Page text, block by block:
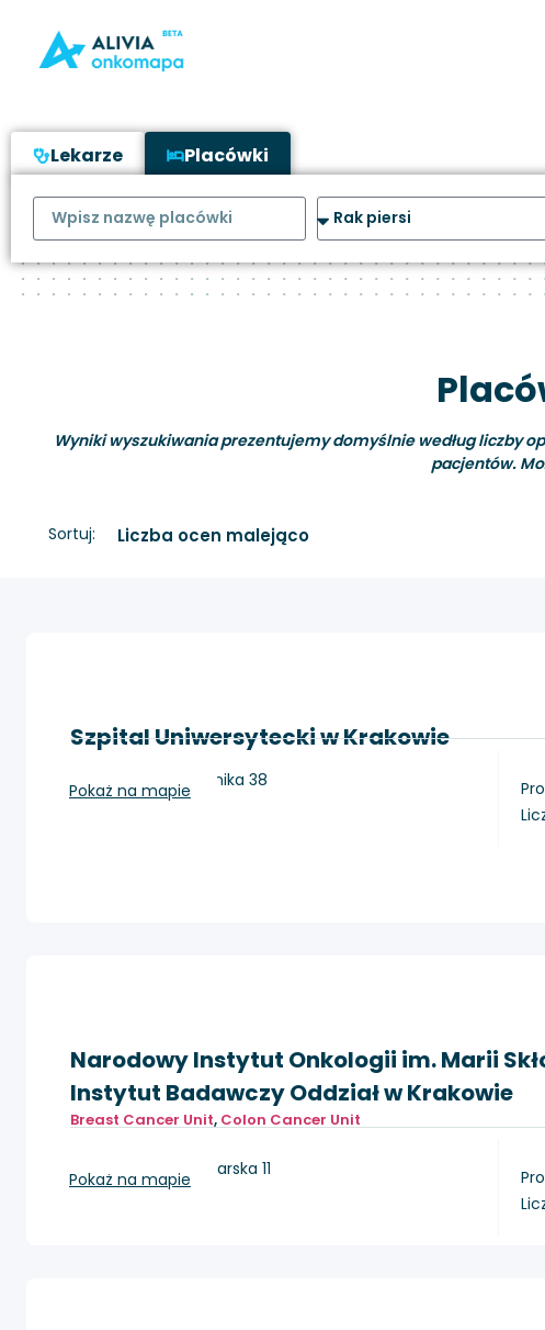
Lekarze Placówki
Wyniki wyszukiwania prezentujemy domyślnie według liczby
pacjentów.
Sortuj:
Szpital Uniwersytecki w Krakowie
Kraków, ul. Kopernika 38
Pokaż na mapie
Narodowy Instytut Onkologii im. Marii
Instytut Badawczy Oddział w Krakowie
Breast Cancer Unit, Colon Cancer Unit
Kraków, ul. Garncarska 11
Pokaż na mapie